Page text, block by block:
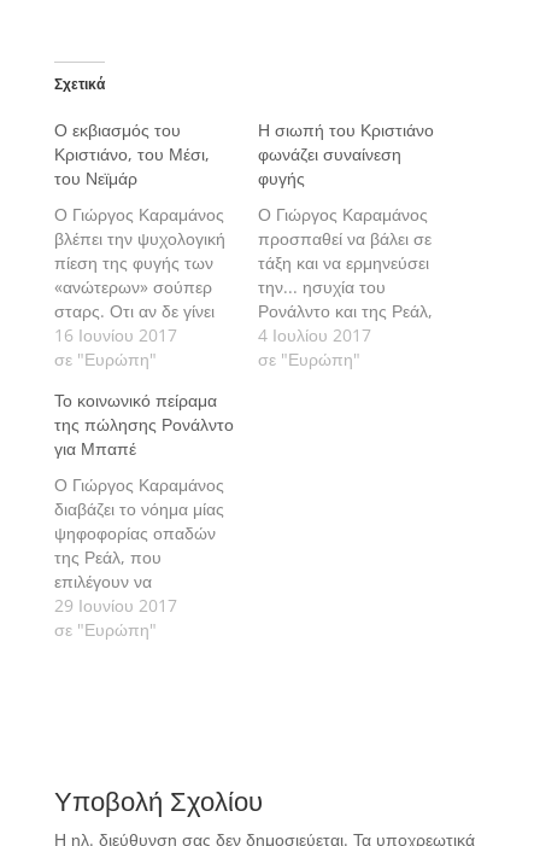
Σχετικά
Ο εκβιασμός του
Κριστιάνο, του Μέσι,
του Νεϊμάρ
Ο Γιώργος Καραμάνος
βλέπει την ψυχολογική
πίεση της φυγής των
«ανώτερων» σούπερ
σταρς. Οτι αν δε γίνει
το δικό τους, θα
υπάρξουν συνέπειες
έκαναν με τη σειρά
τους το λάθος να τους
υπερασπιστούν..
16 Ιουνίου 2017
σε "Ευρώπη"
Η σιωπή του Κριστιάνο
φωνάζει συναίνεση
φυγής
Ο Γιώργος Καραμάνος
προσπαθεί να βάλει σε
τάξη και να ερμηνεύσει
την... ησυχία του
Ρονάλντο και της Ρεάλ,
βλέποντας το φινάλε να
κρίνεται στο γραφείο
4 Ιουλίου 2017
σε "Ευρώπη"
Το κοινωνικό πείραμα
της πώλησης Ρονάλντο
για Μπαπέ
Ο Γιώργος Καραμάνος
διαβάζει το νόημα μίας
ψηφοφορίας οπαδών
της Ρεάλ, που
επιλέγουν να
«σκοτώσουν» τον
Κριστιάνο, για να
29 Ιουνίου 2017
σε "Ευρώπη"
Υποβολή Σχολίου
Η ηλ. διεύθυνση σας δεν δημοσιεύεται. Τα υποχρεωτικά